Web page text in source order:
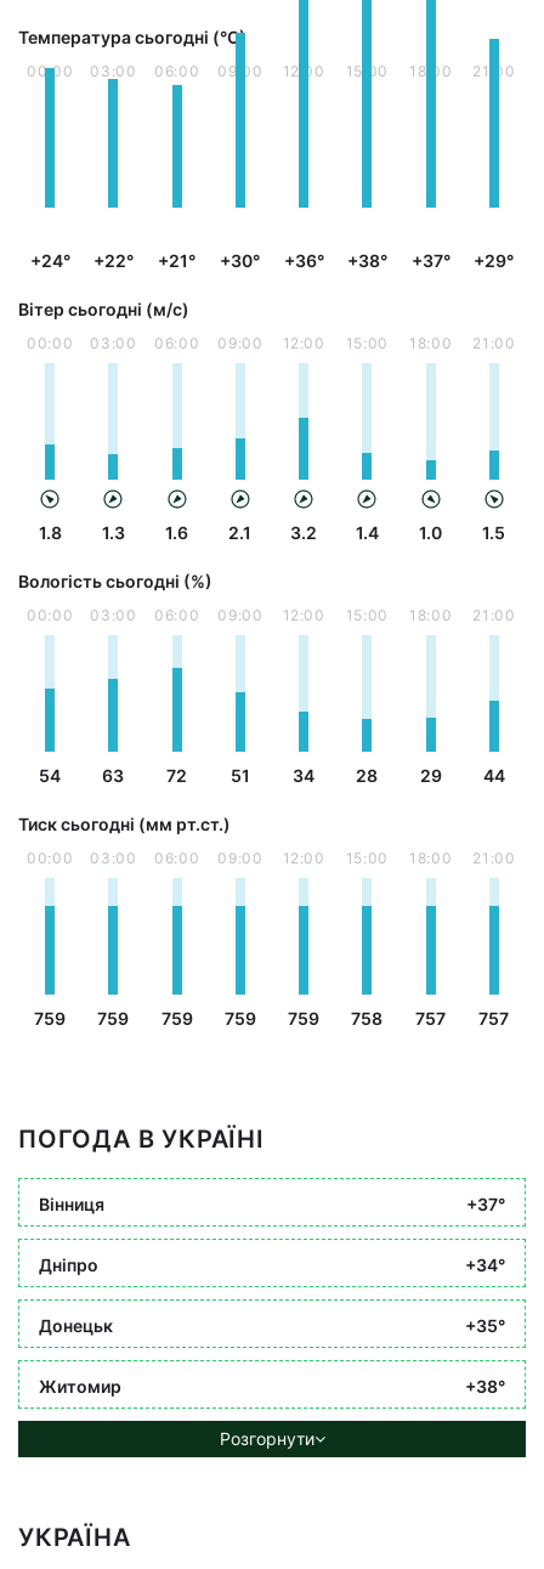
Температура сьогодні (°С)
00:00
+24°
03:00
+22°
06:00
+21°
09:00
+30°
12:00
+36°
15:00
+38°
18:00
+37°
21:00
+29°
Вітер сьогодні (м/с)
00:00
1.8
03:00
1.3
06:00
1.6
09:00
2.1
12:00
3.2
15:00
1.4
18:00
1.0
21:00
1.5
Вологість сьогодні (%)
00:00
54
03:00
63
06:00
72
09:00
51
12:00
34
15:00
28
18:00
29
21:00
44
Тиск сьогодні (мм рт.ст.)
00:00
759
03:00
759
06:00
759
09:00
759
12:00
759
15:00
758
18:00
757
21:00
757
ПОГОДА В УКРАЇНІ
Вінниця +37°
Дніпро +34°
Донецьк +35°
Житомир +38°
Розгорнути
УКРАЇНА